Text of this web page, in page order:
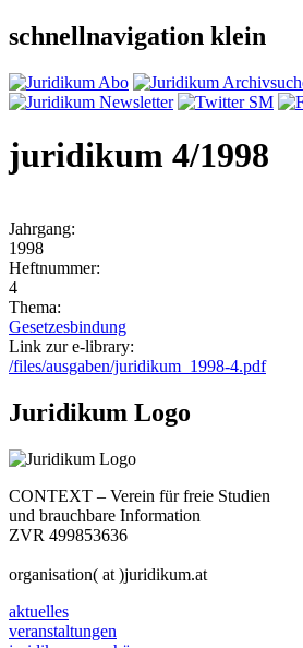
schnellnavigation klein
juridikum 4/1998
Jahrgang:
1998
Heftnummer:
4
Thema:
Gesetzesbindung
Link zur e-library:
/files/ausgaben/juridikum_1998-4.pdf
Juridikum Logo
CONTEXT – Verein für freie Studien
und brauchbare Information
ZVR 499853636
organisation( at )juridikum.at
aktuelles
veranstaltungen